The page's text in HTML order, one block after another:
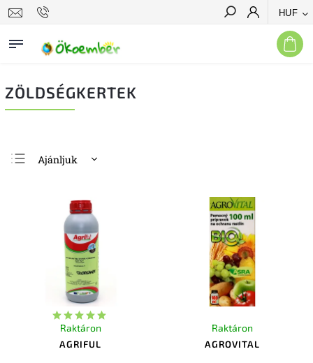
HUF
Keresés
ZÖLDSÉGKERTEK
Ajánljuk
Legdrágább
Legnépszerűbb
termékek
ABC szerint
AGRIFUL
Raktáron
AGROVITAL
Raktáron